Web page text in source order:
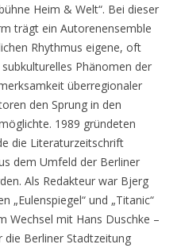
Heim & Welt“. Bei dieser
trägt ein Autorenensemble
Rhythmus eigene, oft
Phänomen der
überregionaler
den Sprung in den
1989 gründeten
die Literaturzeitschrift
dem Umfeld der Berliner
Als Redakteur war Bjerg
„Eulenspiegel“ und „Titanic“
Wechsel mit Hans Duschke –
die Berliner Stadtzeitung